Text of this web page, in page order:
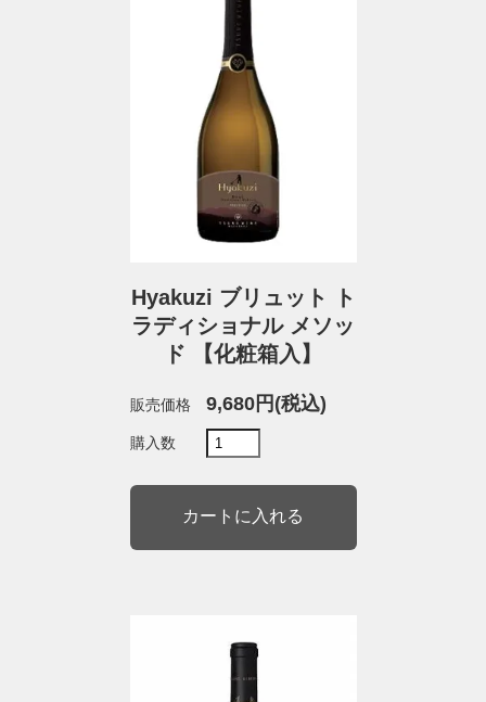
Hyakuzi ブリュット ト
ラディショナル メソッ
ド 【化粧箱入】
販売価格 9,680円(税込)
購入数